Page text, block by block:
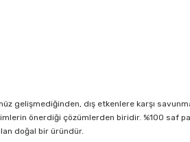
gelişmediğinden, dış etkenlere karşı
önerdiği çözümlerden biridir. %100 saf
doğal bir üründür.